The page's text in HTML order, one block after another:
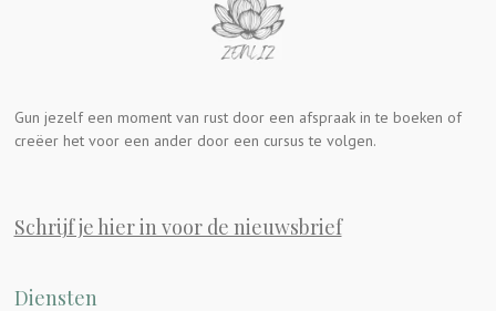
Gun jezelf een moment van rust door een afspraak in te boeken of
creëer het voor een ander door een cursus te volgen.
Schrijf je hier in voor de nieuwsbrief
Diensten